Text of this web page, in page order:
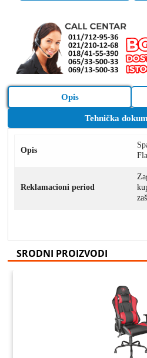
Opis
Tehnička
Opis
Reklamacioni period
SRODNI PROIZVODI